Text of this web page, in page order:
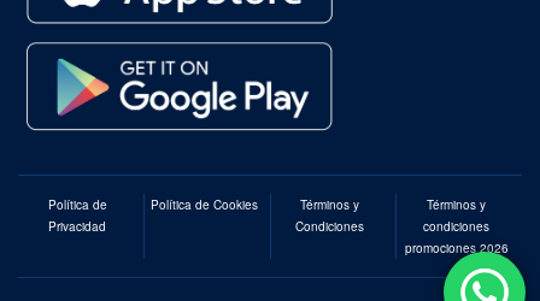
Política de
Privacidad
Política de Cookies
Términos y
Condiciones
Términos y
condiciones
promociones 2026